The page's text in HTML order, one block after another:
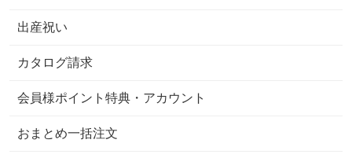
出産祝い
カタログ請求
会員様ポイント特典・アカウント
おまとめ一括注文